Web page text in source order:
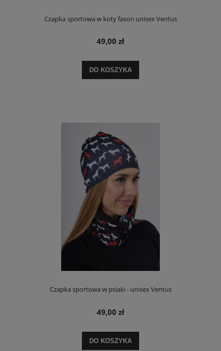
Czapka sportowa w koty fason unisex Ventus
49,00 zł
DO KOSZYKA
Czapka sportowa w psiaki - unisex Ventus
49,00 zł
DO KOSZYKA